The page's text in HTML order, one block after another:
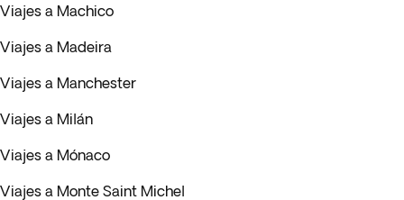
Viajes a Machico
Viajes a Madeira
Viajes a Manchester
Viajes a Milán
Viajes a Mónaco
Viajes a Monte Saint Michel